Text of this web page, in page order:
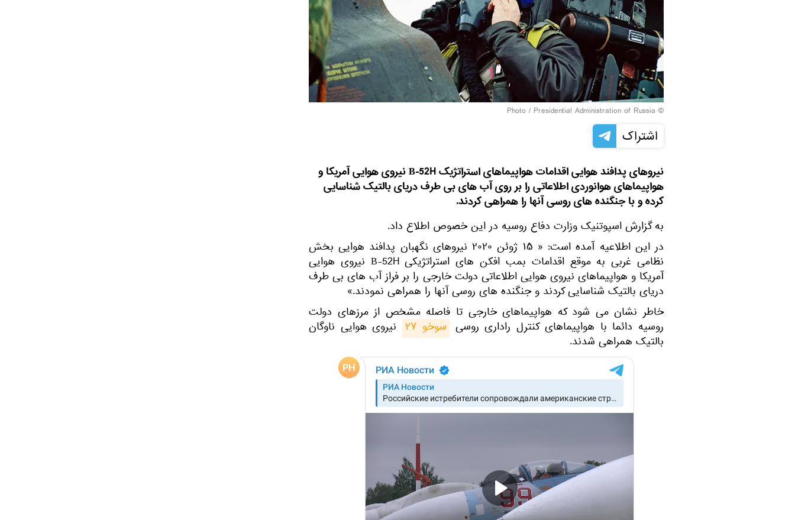
© Photo /
Presidential Administration of Russia
اشتراک
نیروهای پدافند هوایی اقدامات هواپیماهای استراتژیک В-52H نیروی هوایی آمریکا و
هواپیماهای هوانوردی اطلاعاتی را بر روی آب های بی طرف دریای بالتیک شناسایی
کرده و با جنگنده های روسی آنها را همراهی کردند.
به گزارش اسپوتنیک وزارت دفاع روسیه در این خصوص اطلاع داد.
در این اطلاعیه آمده است: « ۱۵ ژوئن ۲۰۲۰ نیروهای نگهبان پدافند هوایی بخش
نظامی غربی به موقع اقدامات بمب افکن های استراتژیکی В-52H نیروی هوایی
آمریکا و هواپیماهای نیروی هوایی اطلاعاتی دولت خارجی را بر فراز آب های بی طرف
دریای بالتیک شناسایی کردند و جنگنده های روسی آنها را همراهی نمودند.»
خاطر نشان می شود که هواپیماهای خارجی تا فاصله مشخص از مرزهای دولت
روسیه دائما با هواپیماهای کنترل راداری روسی سوخو ۲۷ نیروی هوایی ناوگان
بالتیک همراهی شدند.